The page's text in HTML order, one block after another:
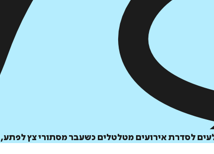
הוספה
לסדרת אירועים מטלטלים כשעבר מסתורי צץ לפתע,